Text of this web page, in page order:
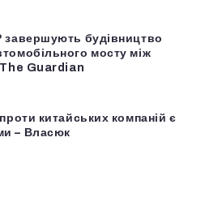
будівництво
мосту між
The Guardian
китайських компаній є
– Власюк